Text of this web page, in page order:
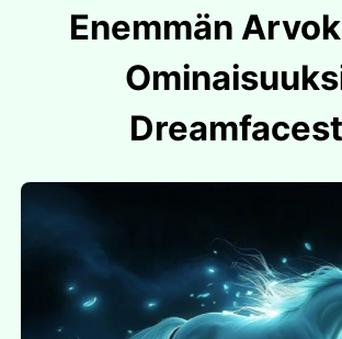
Enemmän